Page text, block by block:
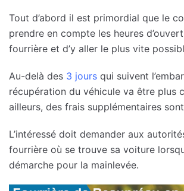
Tout d’abord il est primordial que le
prendre en compte les heures
fourrière et d’y aller le plus vite
Au-delà des 3 jours qui suivent
récupération du véhicule va être plus
ailleurs, des frais supplémentaires
L’intéressé doit demander aux
fourrière où se trouve sa voiture
démarche pour la mainlevée.